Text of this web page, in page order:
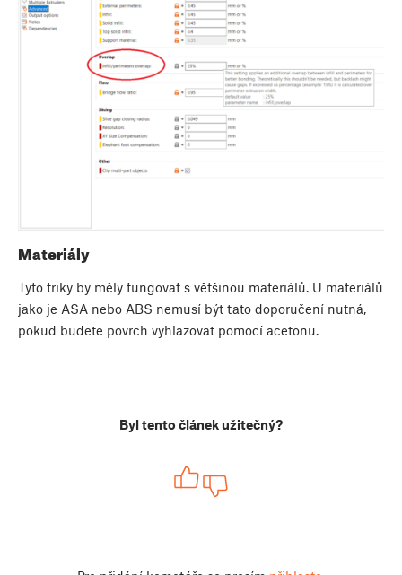
Materiály
Tyto triky by měly fungovat s většinou materiálů. U materiálů
jako je ASA nebo ABS nemusí být tato doporučení nutná,
pokud budete povrch vyhlazovat pomocí acetonu.
Byl tento článek užitečný?